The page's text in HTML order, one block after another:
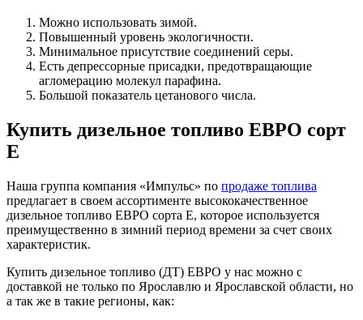
Можно использовать зимой.
Повышенный уровень экологичности.
Минимальное присутствие соединений серы.
Есть депрессорные присадки, предотвращающие
агломерацию молекул парафина.
Большой показатель цетанового числа.
Купить дизельное топливо ЕВРО сорт
Е
Наша группа компания «Импульс» по продаже топлива
предлагает в своем ассортименте высококачественное
дизельное топливо ЕВРО сорта Е, которое используется
преимущественно в зимний период времени за счет своих
характеристик.
Купить дизельное топливо (ДТ) ЕВРО у нас можно с
доставкой не только по Ярославлю и Ярославской области, но
а так же в такие регионы, как: